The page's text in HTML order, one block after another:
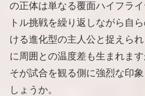
の正体は単なる覆面ハイフラ
トル挑戦を繰り返しながら自
ける進化型の主人公と捉えら
に周囲との温度差も生まれま
そが試合を観る側に強烈な印
しょうか。